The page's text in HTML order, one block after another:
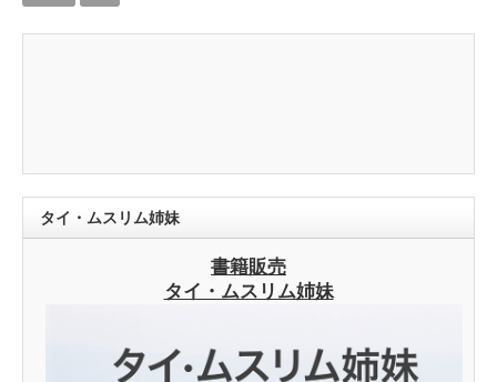
タイ・ムスリム姉妹
書籍販売
タイ・ムスリム姉妹